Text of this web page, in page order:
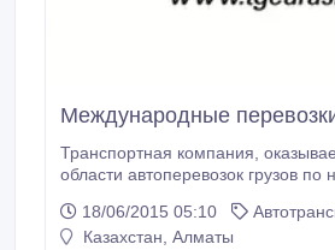
Международные
Транспортная компания, оказываем услуги в
области автоперевозок грузов по
отправка груза: Москва – Алматы! Забор грузов от
одной паллеты и консолидация
18/06/2015 05:10
Казахстан, Алматы